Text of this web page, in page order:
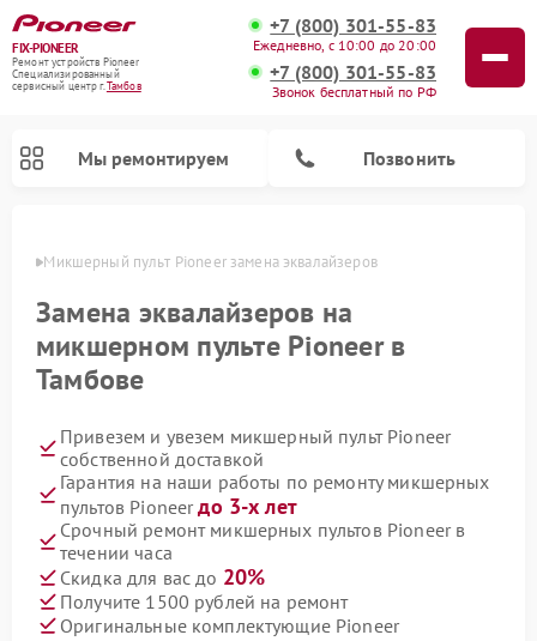
FIX-PIONEER
Ремонт устройств Pioneer
Специализированный
cервисный центр г.Тамбов
+7 (800) 301-55-83
Ежедневно, с 10:00 до 20:00
+7 (800) 301-55-83
Звонок бесплатный по РФ
Мы ремонтируем Позвонить
Микшерный пульт Pioneer замена эквалайзеров
Замена эквалайзеров на
микшерном пульте Pioneer в
Тамбове
Привезем и увезем микшерный пульт Pioneer
собственной доставкой
Гарантия на наши работы по ремонту микшерных
пультов Pioneerдо 3-х лет
Срочный ремонт микшерных пультов Pioneer в
течении часа
Скидка для вас до 20%
Получите 1500 рублей на ремонт
Оригинальные комплектующие Pioneer